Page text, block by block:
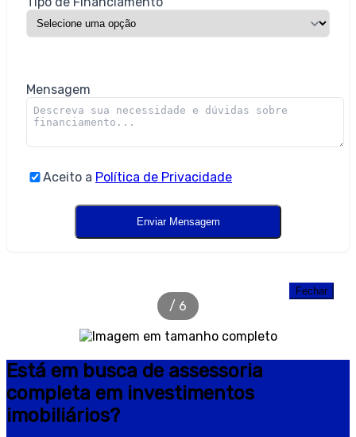
Mensagem
Aceito a Política de Privacidade
venda em Camboriú – São Francisco de
Assis com 55 m² - Galeria de Imagens
Fechar
/ 6
Está em busca de assessoria
completa em investimentos
imobiliários?